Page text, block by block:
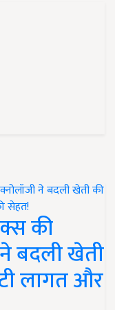
की
बदली खेती
लागत और